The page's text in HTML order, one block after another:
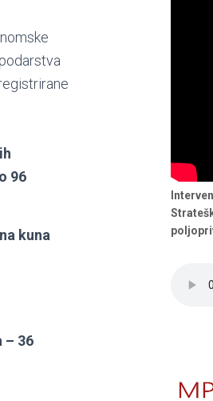
96
kuna
– 36